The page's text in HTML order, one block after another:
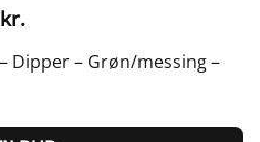
kr.Den
aktuelle
pris
299,00 kr..
Dipper – Grøn/messing –